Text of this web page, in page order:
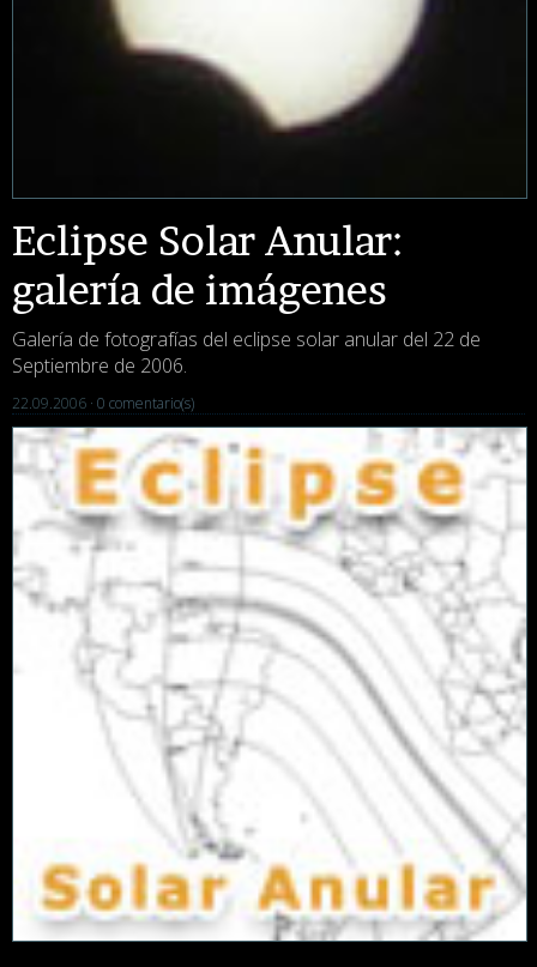
Eclipse Solar Anular:
galería de imágenes
Galería de fotografías del eclipse solar anular del 22 de
Septiembre de 2006.
22.09.2006 · 0 comentario(s)